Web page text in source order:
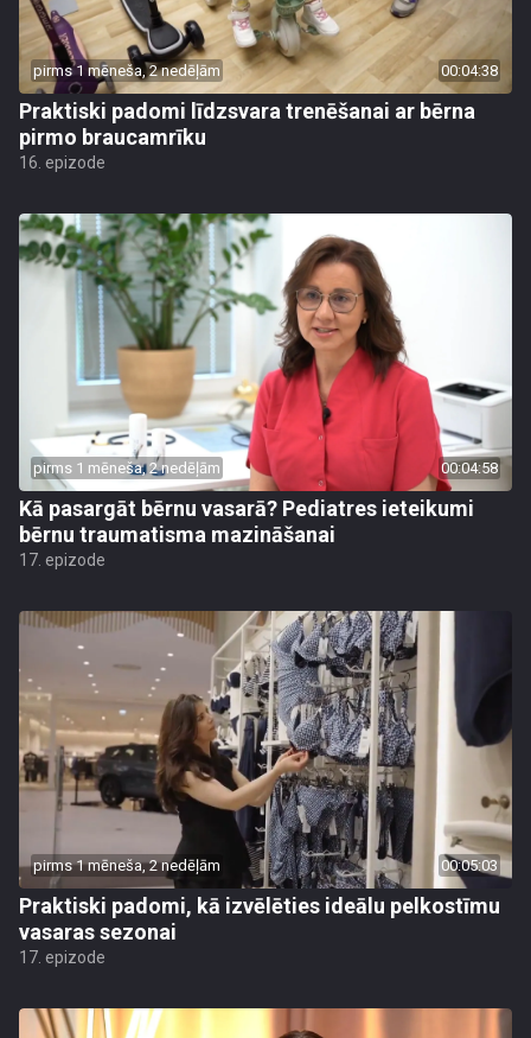
pirms 1 mēneša, 2 nedēļām 00:04:38
Praktiski padomi līdzsvara trenēšanai ar bērna
pirmo braucamrīku
16. epizode
pirms 1 mēneša, 2 nedēļām 00:04:58
Kā pasargāt bērnu vasarā? Pediatres ieteikumi
bērnu traumatisma mazināšanai
17. epizode
pirms 1 mēneša, 2 nedēļām 00:05:03
Praktiski padomi, kā izvēlēties ideālu pelkostīmu
vasaras sezonai
17. epizode